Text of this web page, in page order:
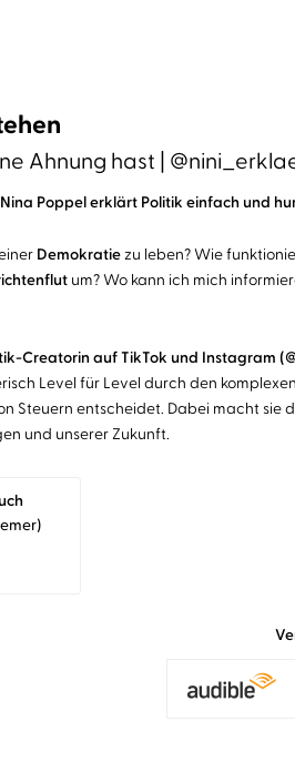
Ahnung hast |
Poppel erklärt Politik einfach und
Demokratiezu leben? Wie
um? Wo kann ich mich
Creatorin auf TikTok und Instagram
Level für Level durch den
Steuern entscheidet. Dabei macht
und unserer Zukunft.